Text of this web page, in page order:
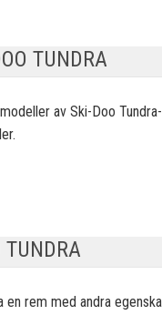
TUNDRA
av Ski-Doo
TUNDRA
en rem med andra